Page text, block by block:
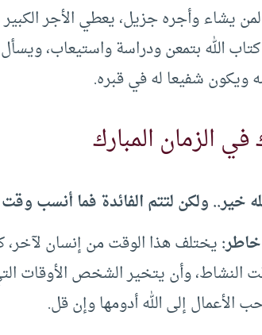
يشاء وأجره جزيل، يعطي الأجر الكبير
الله بتمعن ودراسة واستيعاب،
ويكون شفيعا له في قبره.
في الزمان المبارك
خير.. ولكن لتتم الفائدة فما أنسب
يختلف هذا الوقت من إنسان
النشاط، وأن يتخير الشخص الأوقات
الأعمال إلى الله أدومها وإن قل.